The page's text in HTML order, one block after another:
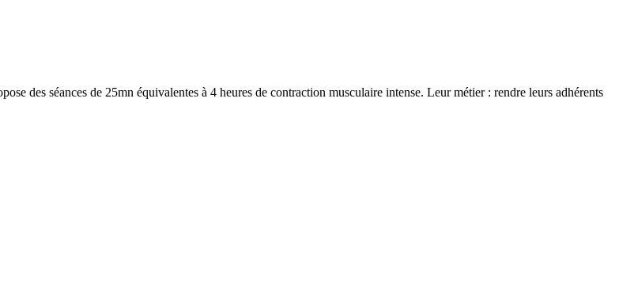
des séances de 25mn équivalentes à 4 heures de contraction musculaire intense. Leur métier : rendre leurs adhérents